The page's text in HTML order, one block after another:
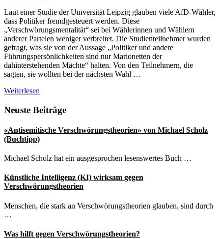
Laut einer Studie der Universität Leipzig glauben viele AfD-Wähler,
dass Politiker fremdgesteuert werden. Diese
„Verschwörungsmentalität“ sei bei Wählerinnen und Wählern
anderer Parteien weniger verbreitet. Die Studienteilnehmer wurden
gefragt, was sie von der Aussage „Politiker und andere
Führungspersönlichkeiten sind nur Marionetten der
dahinterstehenden Mächte“ halten. Von den Teilnehmern, die
sagten, sie wollten bei der nächsten Wahl …
Studie
AfD-
glauben
in
hohem
an
Weiterlesen
Seitenspalte
Neuste Beiträge
«Antisemitische Verschwörungstheorien» von Michael Scholz
(Buchtipp)
Michael Scholz hat ein ausgesprochen lesenswertes Buch …
Künstliche Intelligenz (KI) wirksam gegen
Verschwörungstheorien
Menschen, die stark an Verschwörungstheorien glauben, sind durch
…
Was hilft gegen Verschwörungstheorien?